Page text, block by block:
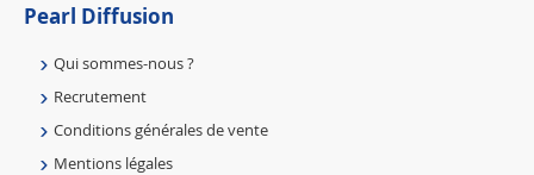
Pearl Diffusion
Qui sommes-nous ?
Recrutement
Conditions générales de vente
Mentions légales